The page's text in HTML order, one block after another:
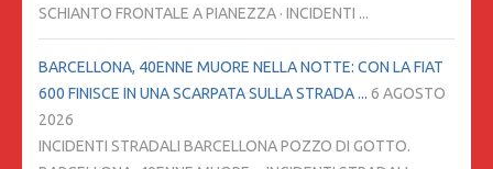
SCHIANTO FRONTALE A PIANEZZA · INCIDENTI ...
BARCELLONA, 40ENNE MUORE NELLA NOTTE: CON LA FIAT
600 FINISCE IN UNA SCARPATA SULLA STRADA ... 6 AGOSTO
2026
INCIDENTI STRADALI BARCELLONA POZZO DI GOTTO.